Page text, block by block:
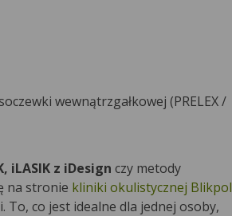
wewnątrzgałkowej (PRELEX /
iLASIK z iDesign czy metody
na stronie kliniki okulistycznej Blikpol
To, co jest idealne dla jednej osoby,